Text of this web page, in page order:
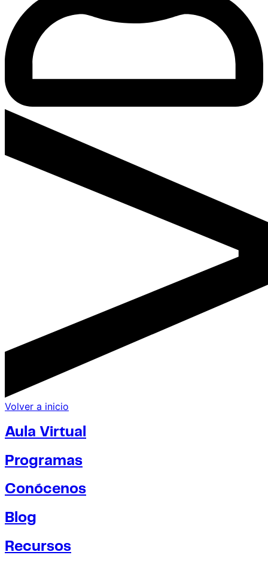
Volver a inicio
Aula Virtual
Programas
Conócenos
Blog
Recursos